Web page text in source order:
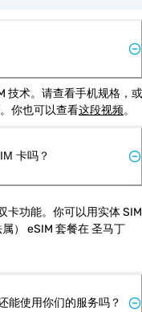
技术。请查看手机规格，或
你也可以查看这段视频。
卡吗？
卡功能。你可以用实体 SIM
） eSIM 套餐在 圣马丁
能使用你们的服务吗？